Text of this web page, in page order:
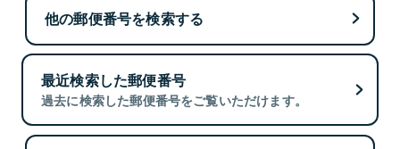
他の郵便番号を検索する
最近検索した郵便番号
過去に検索した郵便番号をご覧いただけます。